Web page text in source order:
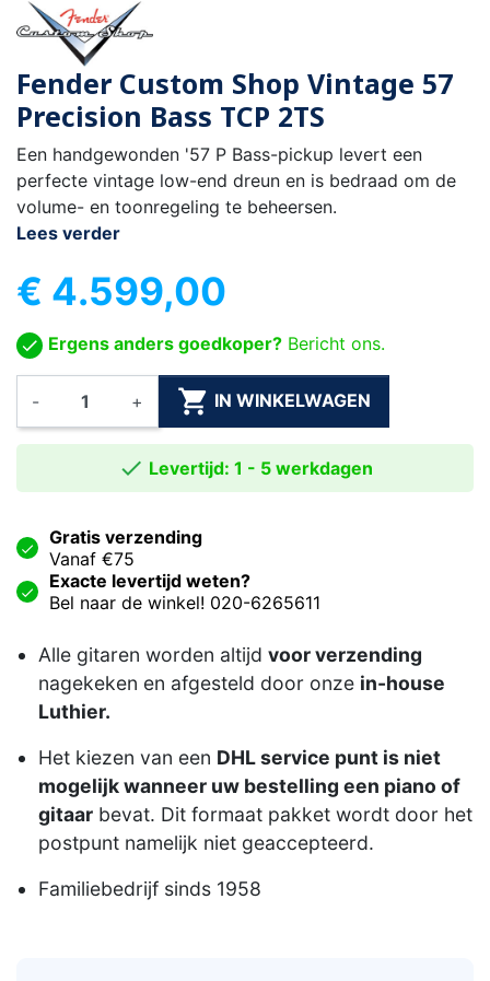
Fender Custom Shop Vintage 57
Precision Bass TCP 2TS
Een handgewonden '57 P Bass-pickup levert een
perfecte vintage low-end dreun en is bedraad om de
volume- en toonregeling te beheersen.
Lees verder
€ 4.599,00
Ergens anders goedkoper? Bericht ons.
- +  IN WINKELWAGEN
 Levertijd: 1 - 5 werkdagen
Gratis verzending
Vanaf €75
Exacte levertijd weten?
Bel naar de winkel! 020-6265611
Alle gitaren worden altijd voor verzending
nagekeken en afgesteld door onze in-house
Luthier.
Het kiezen van een DHL service punt is niet
mogelijk wanneer uw bestelling een piano of
gitaar bevat. Dit formaat pakket wordt door het
postpunt namelijk niet geaccepteerd.
Familiebedrijf sinds 1958